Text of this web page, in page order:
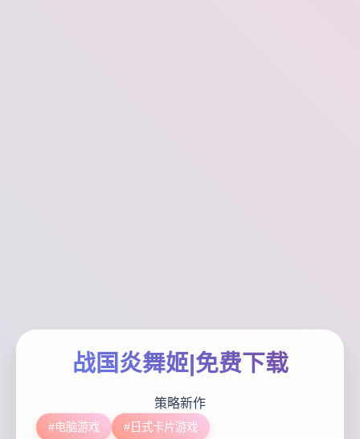
战国炎舞姬|免费下载
策略新作
#电脑游戏 #日式卡片游戏